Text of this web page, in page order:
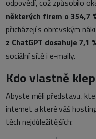
odpovědí, což způsobilo
některých firem o 354,7
přicházejí s obrovským
z ChatGPT dosahuje 7,1 %
sociální sítě i e-maily.
Kdo vlastně
Abyste měli představu,
internet a které váš
těch nejdůležitějších: